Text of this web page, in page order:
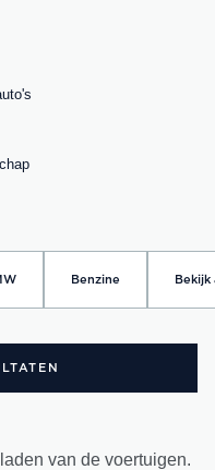
Benzine Bekijk
van de voertuigen.